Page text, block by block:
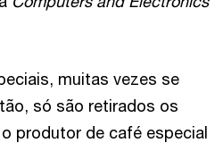
muitas vezes se
só são retirados os
produtor de café especial